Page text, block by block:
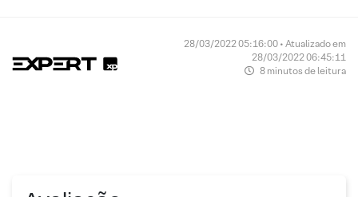
28/03/2022 05:16:00 • Atualizado em
28/03/2022 06:45:11
8 minutos de leitura